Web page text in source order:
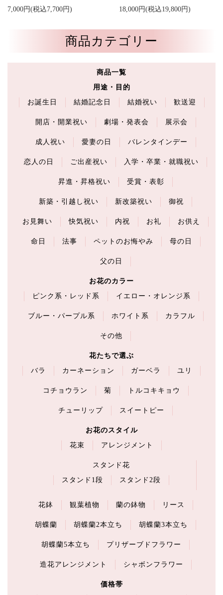
7,000円(税込7,700円)
18,000円(税込19,800円)
商品カテゴリー
商品一覧
用途・目的
お誕生日
結婚記念日 結婚祝い 歓送迎
開店・開業祝い 劇場・発表会 展示会
成人祝い 愛妻の日 バレンタインデー
恋人の日 ご出産祝い 入学・卒業・就職祝い
昇進・昇格祝い 受賞・表彰
新築・引越し祝い 新改築祝い 御祝
お見舞い 快気祝い 内祝 お礼 お供え
命日 法事 ペットのお悔やみ 母の日
父の日
お花のカラー
ピンク系・レッド系
イエロー・オレンジ系
ブルー・パープル系 ホワイト系 カラフル
その他
花たちで選ぶ
バラ
カーネーション ガーベラ ユリ
コチョウラン 菊 トルコキキョウ
チューリップ スイートピー
お花のスタイル
花束
アレンジメント
スタンド花
スタンド1段
スタンド2段
花鉢 観葉植物 蘭の鉢物 リース
胡蝶蘭 胡蝶蘭2本立ち 胡蝶蘭3本立ち
胡蝶蘭5本立ち プリザーブドフラワー
造花アレンジメント シャボンフラワー
価格帯